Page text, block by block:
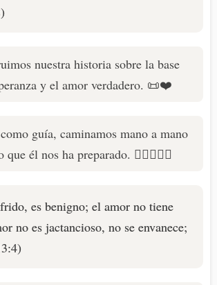
nuestra historia sobre la base
y el amor verdadero. 📜❤️
guía, caminamos mano a mano
él nos ha preparado. 🚶‍♂️🚶‍♀️✨
es benigno; el amor no tiene
no es jactancioso, no se envanece;